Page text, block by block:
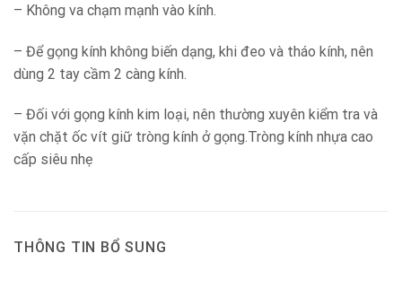
– Không va chạm mạnh vào kính.
– Để gọng kính không biến dạng, khi đeo và tháo kính, nên
dùng 2 tay cầm 2 càng kính.
– Đối với gọng kính kim loại, nên thường xuyên kiểm tra và
vặn chặt ốc vít giữ tròng kính ở gọng.Tròng kính nhựa cao
cấp siêu nhẹ
THÔNG TIN BỔ SUNG